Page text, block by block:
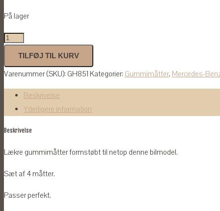
På lager
Gummimåtter
Mercedes
C-
Klasse
2014
-
2022
TILFØJ TIL KURV
Varenummer (SKU): GH851 Kategorier: Gummimåtter, Mercedes-
Beskrivelse
Yderligere information
Beskrivelse
Lækre gummimåtter formstøbt til netop denne bilmodel.
Sæt af 4 måtter.
Passer perfekt.